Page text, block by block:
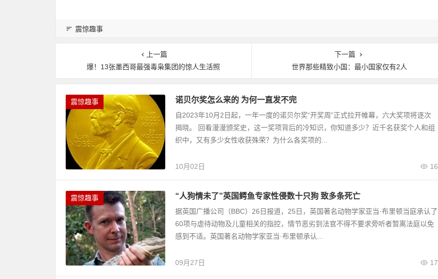
震惊趣事
上一篇
爆！13张墨西哥最强毒枭集团的惊人生活照
下一篇
世界那些精致小国：最小国家仅有2人
震惊趣事 诺贝尔奖怎么来的 为何一直发不完
自2023年10月2日起，一年一度的诺贝尔奖“开奖周”正式拉开帷幕，六大奖项将逐次
揭晓。 回看漫漫颁奖史，这一奖项背后的冷知识，你知道多少？近千名获奖个人和组
织中，又有多少女性收获殊荣？为什么各奖项的...
10月02日 16
震惊趣事 “人狗情未了”英国鳄鱼专家性侵数十只狗 致多条死亡
据英国广播公司（BBC）26日报道，25日，英国著名动物学家亚当·布里顿当庭承认了
60项与虐待动物及儿童相关的指控，情节恶劣到法官不得不要求旁听者暂离法庭以免
感到不适。英国著名动物学家亚当·布里顿承认...
09月27日 17